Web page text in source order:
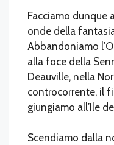
Facciamo dunque
onde della
Abbandoniamo
alla foce della
Deauville, nella
controcorrente, il
giungiamo all’Ile
Scendiamo dalla